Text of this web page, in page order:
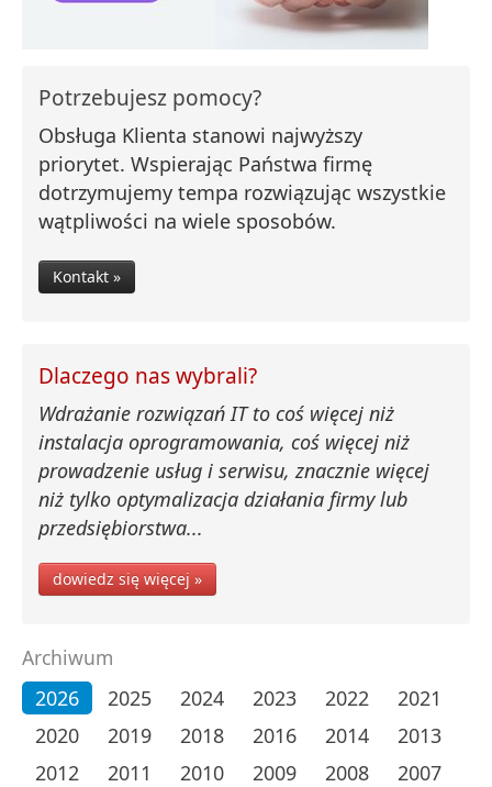
Potrzebujesz pomocy?
Obsługa Klienta stanowi najwyższy
priorytet. Wspierając Państwa firmę
dotrzymujemy tempa rozwiązując wszystkie
wątpliwości na wiele sposobów.
Kontakt »
Dlaczego nas wybrali?
Wdrażanie rozwiązań IT to coś więcej niż
instalacja oprogramowania, coś więcej niż
prowadzenie usług i serwisu, znacznie więcej
niż tylko optymalizacja działania firmy lub
przedsiębiorstwa...
dowiedz się więcej »
Archiwum
2026
2025 2024 2023 2022
2021
2020
2019 2018 2016 2014
2013
2012
2011 2010 2009 2008
2007